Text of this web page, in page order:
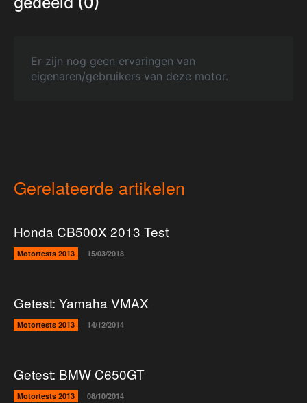
Er zijn nog geen ervaringen van
eigenaren/gebruikers van deze motor.
Gerelateerde artikelen
Honda CB500X 2013 Test
Motortests 2013 15/03/2018
Getest: Yamaha VMAX
Motortests 2013 14/12/2014
Getest: BMW C650GT
Motortests 2013 08/10/2014